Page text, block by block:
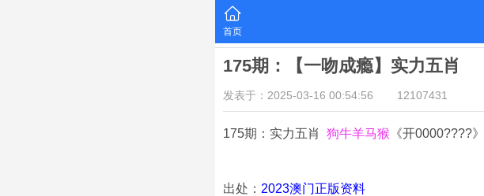
首页
175期：【一吻成瘾】实力五肖
发表于：2025-03-16 00:54:56 12107431
175期：实力五肖 狗牛羊马猴 《开0000????》
出处： 2023澳门正版资料